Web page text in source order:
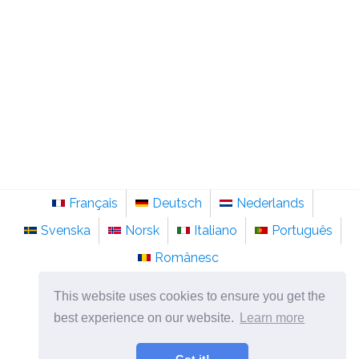
This website uses cookies to ensure you get the
best experience on our website.
Learn more
Français Deutsch
Nederlands
Svenska
Norsk Italiano
Português
Românesc
©2026sv.sainte-anastasie.org
Psykologi, filosofi och tänkande om livet.